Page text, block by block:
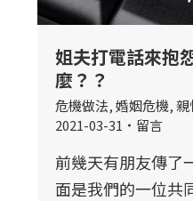
姐夫打電話來抱
麼？？
危機做法,婚姻危機,親
2021-03-31
留言
前幾天有朋友傳了
面是我們的一位共